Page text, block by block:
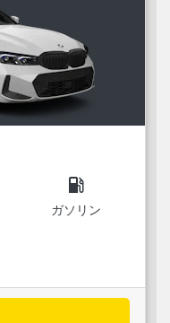
local_gas_station
ガソリン